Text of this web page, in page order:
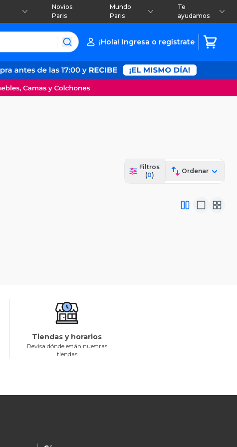
Novios
Paris
Mundo
Paris
Te
ayudamos
¡Hola! Ingresa o regístrate
Filtros
(0)
Ordenar
Tiendas y horarios
Revisa dónde están nuestras
tiendas